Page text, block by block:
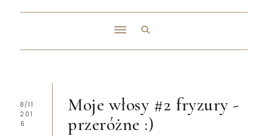
8/11
201
6
Moje włosy #2 fryzury -
przeróżne :)